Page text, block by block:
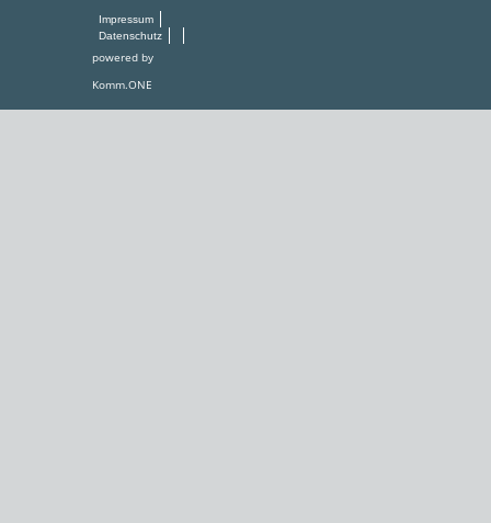
Impressum
Datenschutz
powered by
Komm.ONE